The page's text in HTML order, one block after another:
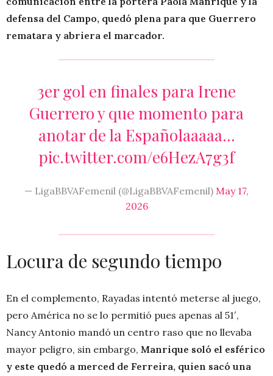
defensa del Campo, quedó plena para que Guerrero
rematara y abriera el marcador.
3er gol en finales para Irene
Guerrero y que momento para
anotar de la Españolaaaaa…
pic.twitter.com/e6HezA7g3f
— LigaBBVAFemenil (@LigaBBVAFemenil) May 17,
2026
Locura de segundo tiempo
En el complemento, Rayadas intentó meterse al juego,
pero América no se lo permitió pues apenas al 51′,
Nancy Antonio mandó un centro raso que no llevaba
mayor peligro, sin embargo, Manrique soló el esférico
y este quedó a merced de Ferreira, quien sacó una